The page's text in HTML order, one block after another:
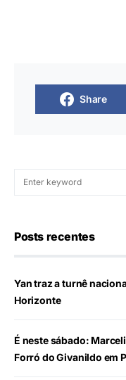
Share
Posts recentes
Yan traz a turnê
Horizonte
É neste sábado:
Forró do Givanildo em